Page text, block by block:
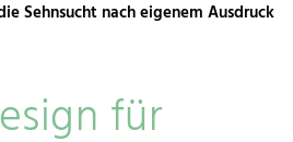
Sehnsucht nach eigenem Ausdruck
für